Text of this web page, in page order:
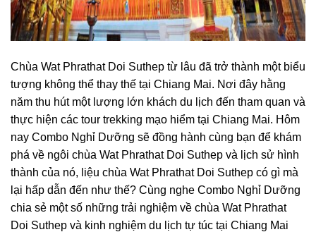
Chùa Wat Phrathat Doi Suthep từ lâu đã trở thành một biểu
tượng không thể thay thế tại Chiang Mai. Nơi đây hằng
năm thu hút một lượng lớn khách du lịch đến tham quan và
thực hiện các tour trekking mạo hiểm tại Chiang Mai. Hôm
nay Combo Nghỉ Dưỡng sẽ đồng hành cùng bạn để khám
phá về ngôi chùa Wat Phrathat Doi Suthep và lịch sử hình
thành của nó, liệu chùa Wat Phrathat Doi Suthep có gì mà
lại hấp dẫn đến như thế? Cùng nghe Combo Nghỉ Dưỡng
chia sẻ một số những trải nghiệm về chùa Wat Phrathat
Doi Suthep và kinh nghiệm du lịch tự túc tại Chiang Mai